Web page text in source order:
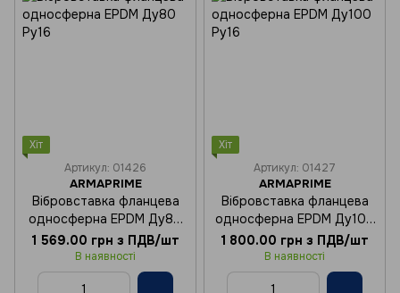
Хіт
Артикул: 01426
ARMAPRIME
Вібровставка фланцева
односферна EPDM Ду80
Ру16
1 569.00 грн з ПДВ/шт
В наявності
Хіт
Артикул: 01427
ARMAPRIME
Вібровставка фланцева
односферна EPDM Ду100
Ру16
1 800.00 грн з ПДВ/шт
В наявності